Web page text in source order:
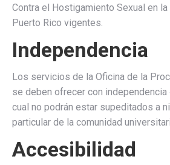
Contra el Hostigamiento Sexual en
Puerto Rico vigentes.
Independencia
Los servicios de la Oficina de la
se deben ofrecer con
cual no podrán estar supeditados a
particular de la comunidad
Accesibilidad